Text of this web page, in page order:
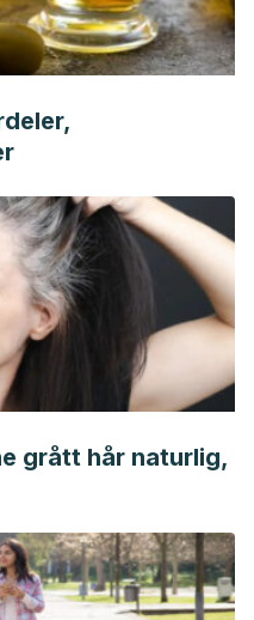
grått hår naturlig,